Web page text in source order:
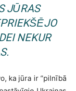
JŪRAS
NEKUR
ka jūra ir “pilnībā